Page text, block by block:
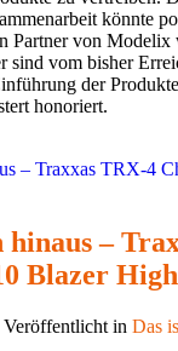
könnte
Partner von Modelix
sind vom bisher
der
honoriert.
–
Blazer
in Das